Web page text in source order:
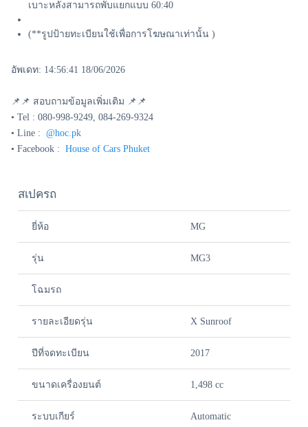
เบาะหลังสามารถพับแยกแบบ 60:40
(**รูปป้ายทะเบียนใช้เพื่อการโฆษณาเท่านั้น )
อัพเดท: 14:56:41 18/06/2026
📌📌 สอบถามข้อมูลเพิ่มเติม 📌📌
• Tel : 080-998-9249, 084-269-9324
• Line : @hoc.pk
• Facebook : House of Cars Phuket
สเปครถ
ยี่ห้อ MG
รุ่น MG3
โฉมรถ
รายละเอียดรุ่น X Sunroof
ปีที่จดทะเบียน 2017
ขนาดเครื่องยนต์ 1,498 cc
ระบบเกียร์ Automatic